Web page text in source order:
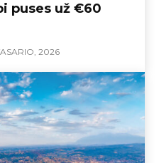
puses už €60
2026